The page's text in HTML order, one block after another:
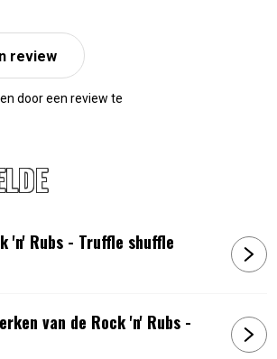
review
door een review te
'n' Rubs - Truffle shuffle
van de Rock 'n' Rubs -